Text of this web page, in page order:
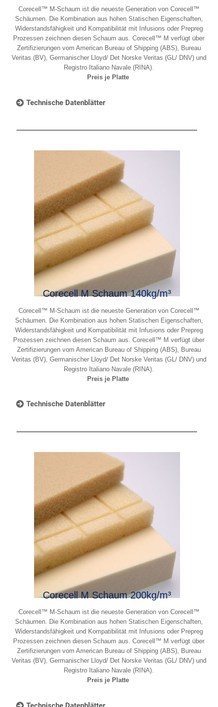
Corecell™ M-Schaum ist die neueste Generation von Corecell™
Schäumen. Die Kombination aus hohen Statischen Eigenschaften,
Widerstandsfähigkeit und Kompatibilität mit Infusions oder Prepreg
Prozessen zeichnen diesen Schaum aus. Corecell™ M verfügt über
Zertifizierungen vom American Bureau of Shipping (ABS), Bureau
Veritas (BV), Germanischer Lloyd/ Det Norske Veritas (GL/ DNV) und
Registro Italiano Navale (RINA).
Preis je Platte
Technische Datenblätter
Corecell M Schaum 140kg/m³
Corecell™ M-Schaum ist die neueste Generation von Corecell™
Schäumen. Die Kombination aus hohen Statischen Eigenschaften,
Widerstandsfähigkeit und Kompatibilität mit Infusions oder Prepreg
Prozessen zeichnen diesen Schaum aus. Corecell™ M verfügt über
Zertifizierungen vom American Bureau of Shipping (ABS), Bureau
Veritas (BV), Germanischer Lloyd/ Det Norske Veritas (GL/ DNV) und
Registro Italiano Navale (RINA).
Preis je Platte
Technische Datenblätter
Corecell M Schaum 200kg/m³
Corecell™ M-Schaum ist die neueste Generation von Corecell™
Schäumen. Die Kombination aus hohen Statischen Eigenschaften,
Widerstandsfähigkeit und Kompatibilität mit Infusions oder Prepreg
Prozessen zeichnen diesen Schaum aus. Corecell™ M verfügt über
Zertifizierungen vom American Bureau of Shipping (ABS), Bureau
Veritas (BV), Germanischer Lloyd/ Det Norske Veritas (GL/ DNV) und
Registro Italiano Navale (RINA).
Preis je Platte